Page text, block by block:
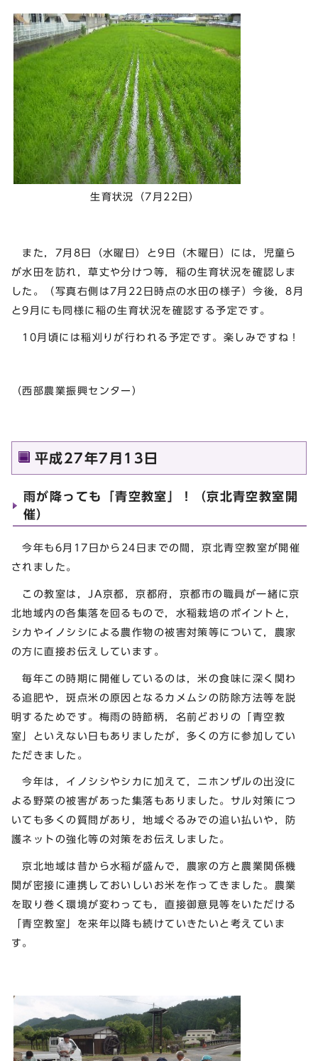
生育状況（7月22日）
また，7月8日（水曜日）と9日（木曜日）には，児童ら
が水田を訪れ，草丈や分けつ等，稲の生育状況を確認しま
した。（写真右側は7月22日時点の水田の様子）今後，8月
と9月にも同様に稲の生育状況を確認する予定です。
10月頃には稲刈りが行われる予定です。楽しみですね！
（西部農業振興センター）
平成27年7月13日
雨が降っても「青空教室」！（京北青空教室開
催）
今年も6月17日から24日までの間，京北青空教室が開催
されました。
この教室は，JA京都，京都府，京都市の職員が一緒に京
北地域内の各集落を回るもので，水稲栽培のポイントと，
シカやイノシシによる農作物の被害対策等について，農家
の方に直接お伝えしています。
毎年この時期に開催しているのは，米の食味に深く関わ
る追肥や，斑点米の原因となるカメムシの防除方法等を説
明するためです。梅雨の時節柄，名前どおりの「青空教
室」といえない日もありましたが，多くの方に参加してい
ただきました。
今年は，イノシシやシカに加えて，ニホンザルの出没に
よる野菜の被害があった集落もありました。サル対策につ
いても多くの質問があり，地域ぐるみでの追い払いや，防
護ネットの強化等の対策をお伝えしました。
京北地域は昔から水稲が盛んで，農家の方と農業関係機
関が密接に連携しておいしいお米を作ってきました。農業
を取り巻く環境が変わっても，直接御意見等をいただける
「青空教室」を来年以降も続けていきたいと考えていま
す。